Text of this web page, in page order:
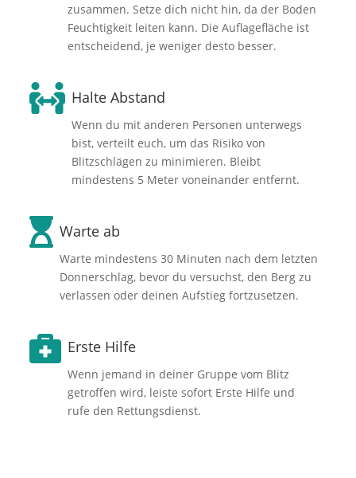
zusammen. Setze dich nicht hin, da der Boden
Feuchtigkeit leiten kann. Die Auflagefläche ist
entscheidend, je weniger desto besser.
 Halte Abstand
Wenn du mit anderen Personen unterwegs
bist, verteilt euch, um das Risiko von
Blitzschlägen zu minimieren. Bleibt
mindestens 5 Meter voneinander entfernt.
 Warte ab
Warte mindestens 30 Minuten nach dem letzten
Donnerschlag, bevor du versuchst, den Berg zu
verlassen oder deinen Aufstieg fortzusetzen.
 Erste Hilfe
Wenn jemand in deiner Gruppe vom Blitz
getroffen wird, leiste sofort Erste Hilfe und
rufe den Rettungsdienst.